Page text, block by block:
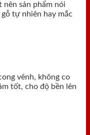
nên sản phẩm nói
tự nhiên hay mắc
vênh, không co
tốt, cho độ bền lên